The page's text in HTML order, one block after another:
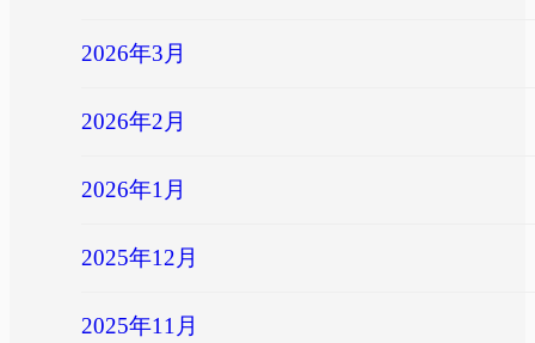
2026年3月
2026年2月
2026年1月
2025年12月
2025年11月